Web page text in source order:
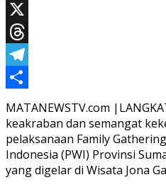
WhatsApp
X
Threads
Telegram
Share
MATANEWSTV.com
keakraban dan semangat
pelaksanaan Family
Indonesia (PWI) Provinsi
yang digelar di Wisata Jona